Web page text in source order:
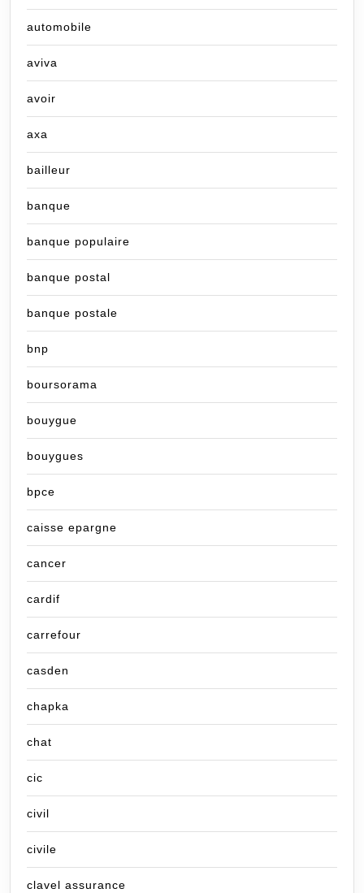
automobile
aviva
avoir
axa
bailleur
banque
banque populaire
banque postal
banque postale
bnp
boursorama
bouygue
bouygues
bpce
caisse epargne
cancer
cardif
carrefour
casden
chapka
chat
cic
civil
civile
clavel assurance